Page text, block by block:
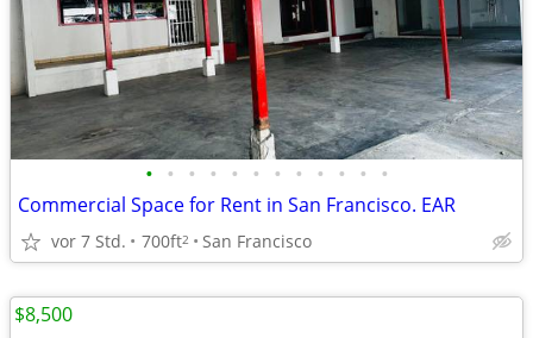
• • • • • • • • • • • •
Commercial Space for Rent in San Francisco. EAR
vor 7 Std. 700ft2 San Francisco
$8,500